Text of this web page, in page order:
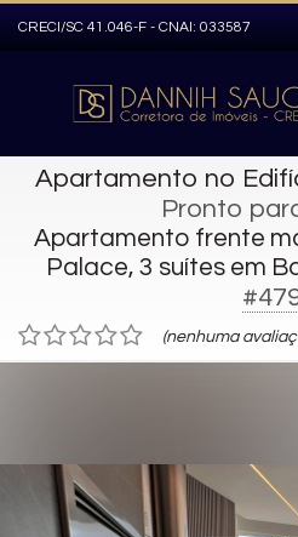
CRECI/SC 41.046-F - CNAI: 033587
Apartamento no
Pronto
Apartamento frente
Palace, 3 suítes em
(nenhuma